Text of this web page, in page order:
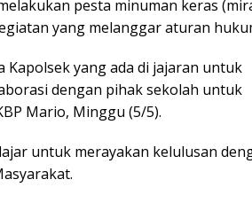
pesta minuman keras
yang melanggar aturan
Kapolsek yang ada di jajaran untuk
dengan pihak sekolah untuk
Mario, Minggu (5/5).
untuk merayakan kelulusan